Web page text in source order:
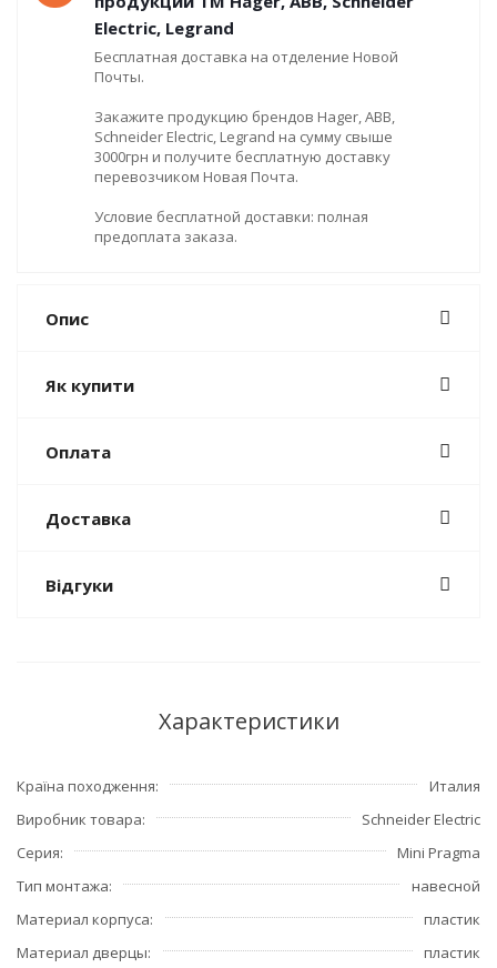
Electric, Legrand
Бесплатная доставка на отделение Новой
Почты.
Закажите продукцию брендов Hager, ABB,
Schneider Electric, Legrand на сумму свыше
3000грн и получите бесплатную доставку
перевозчиком Новая Почта.
Условие бесплатной доставки: полная
предоплата заказа.
Опис
Як купити
Оплата
Доставка
Відгуки
Характеристики
Країна походження
Италия
Виробник товара
Schneider Electric
Серия
Mini Pragma
Тип монтажа
навесной
Материал корпуса
пластик
Материал дверцы
пластик